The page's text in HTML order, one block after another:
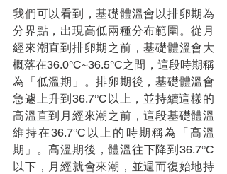
我們可以看到，基礎體溫會以排卵期為
分界點，出現高低兩種分布範圍。從月
經來潮直到排卵期之前，基礎體溫會大
概落在36.0°C~36.5°C之間，這段時期稱
為「低溫期」。排卵期後，基礎體溫會
急遽上升到36.7°C以上，並持續這樣的
高溫直到月經來潮之前，這段基礎體溫
維持在36.7°C以上的時期稱為「高溫
期」。高溫期後，體溫往下降到36.7°C
以下，月經就會來潮，並週而復始地持